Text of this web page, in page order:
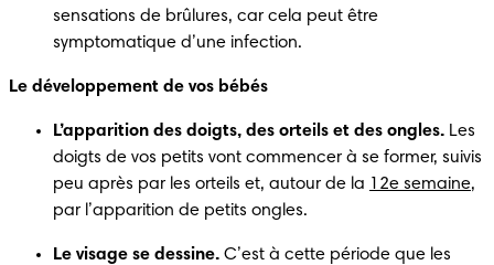
sensations de brûlures, car cela peut être
symptomatique d’une infection.
Le développement de vos bébés
L’apparition des doigts, des orteils et des ongles. Les
doigts de vos petits vont commencer à se former, suivis
peu après par les orteils et, autour de la 12e semaine,
par l’apparition de petits ongles.
Le visage se dessine. C’est à cette période que les